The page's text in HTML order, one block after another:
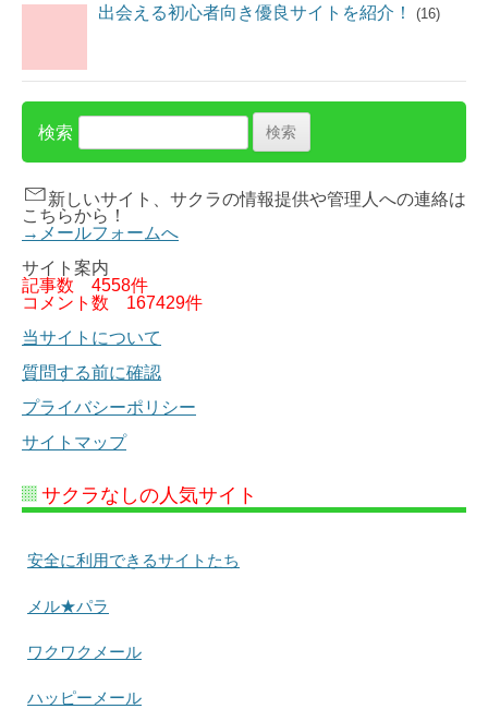
出会える初心者向き優良サイトを紹介！ (16)
検索
新しいサイト、サクラの情報提供や管理人への連絡は
こちらから！
→メールフォームへ
サイト案内
記事数 4558件
コメント数 167429件
当サイトについて
質問する前に確認
プライバシーポリシー
サイトマップ
サクラなしの人気サイト
安全に利用できるサイトたち
メル★パラ
ワクワクメール
ハッピーメール